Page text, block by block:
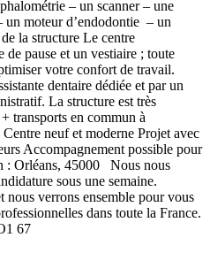
– un scanner – une
un moteur d’endodontie – un
la structure Le centre
de pause et un vestiaire ; toute
votre confort de travail.
dentaire dédiée et par un
La structure est très
transports en commun à
neuf et moderne Projet avec
Accompagnement possible pour
: Orléans, 45000 Nous nous
sous une semaine.
nous verrons ensemble pour vous
dans toute la France.
67